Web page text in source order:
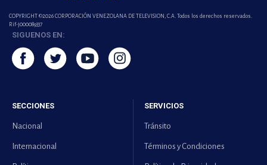
COPYRIGHT ©2026 CORPORACIÓN VENEZOLANA DE TELEVISION, C.A. Todos los derechos reservados.
Rif-j000089337
SIGUENOS EN:
SECCIONES
Nacional
Internacional
SERVICIOS
Tránsito
Términos y Condiciones